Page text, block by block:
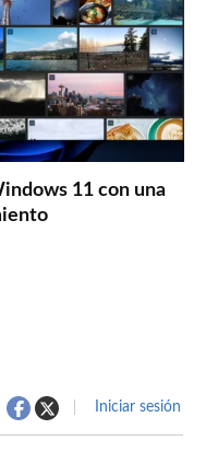
11 con una
Iniciar sesión